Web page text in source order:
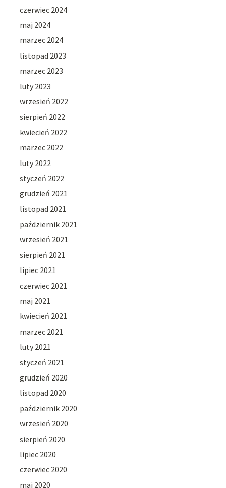
czerwiec 2024
maj 2024
marzec 2024
listopad 2023
marzec 2023
luty 2023
wrzesień 2022
sierpień 2022
kwiecień 2022
marzec 2022
luty 2022
styczeń 2022
grudzień 2021
listopad 2021
październik 2021
wrzesień 2021
sierpień 2021
lipiec 2021
czerwiec 2021
maj 2021
kwiecień 2021
marzec 2021
luty 2021
styczeń 2021
grudzień 2020
listopad 2020
październik 2020
wrzesień 2020
sierpień 2020
lipiec 2020
czerwiec 2020
maj 2020